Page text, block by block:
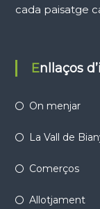
cada paisatge
Enllaços
On menjar
La Vall de
Comerços
Allotjament